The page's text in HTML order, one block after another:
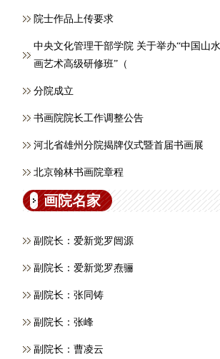
院士作品上传要求
中央文化管理干部学院 关于举办“中国山水
画艺术高级研修班”（
分院成立
书画院院长工作调整公告
河北省雄州分院揭牌仪式暨首届书画展
北京翰林书画院章程
画院名家
副院长：爱新觉罗闿源
副院长：爱新觉罗焘骊
副院长：张同铸
副院长：张峰
副院长：曹凌云